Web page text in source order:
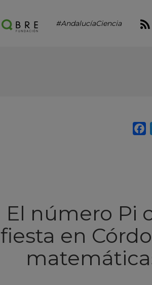
#AndalucíaCiencia
El número Pi
fiesta en